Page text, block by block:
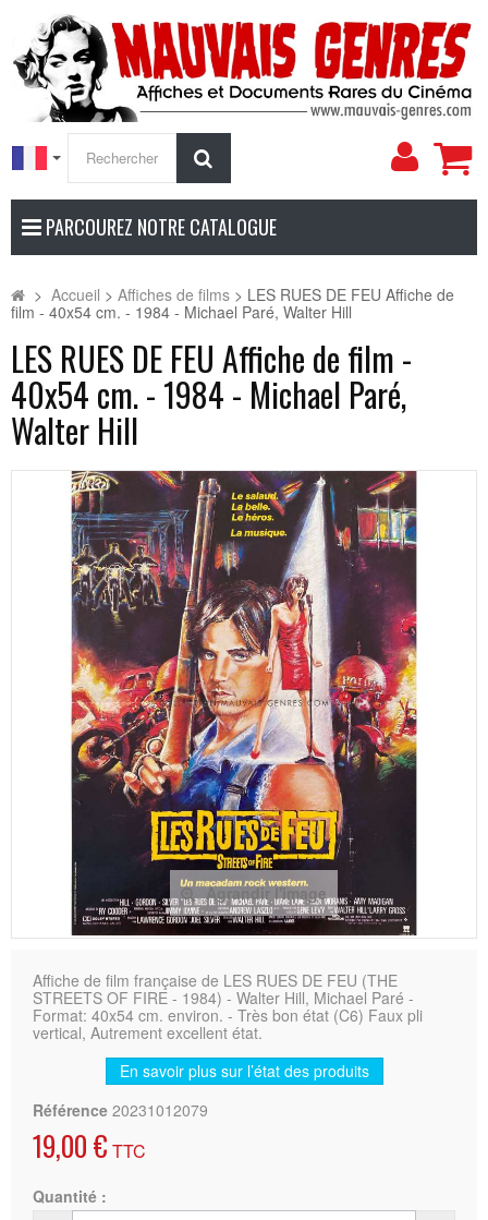
Mon
PARCOUREZ NOTRE CATALOGUE
> Accueil > Affiches de films > LES RUES DE FEU Affiche de
film - 40x54 cm. - 1984 - Michael Paré, Walter Hill
LES RUES DE FEU Affiche de film -
40x54 cm. - 1984 - Michael Paré,
Walter Hill
Agrandir l'image
Affiche de film française de LES RUES DE FEU (THE
STREETS OF FIRE - 1984) - Walter Hill, Michael Paré -
Format: 40x54 cm. environ. - Très bon état (C6) Faux pli
vertical, Autrement excellent état.
En savoir plus sur l’état des produits
Référence 20231012079
19,00 € TTC
Quantité :